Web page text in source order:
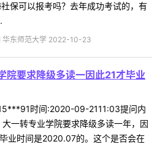
保可以报考吗？去年成功考试的，有
华东师范大学 2022-10-23
院要求降级多读一因此21才毕业
时间:2020-09-2111:03提问内
一转专业学院要求降级多读一年，因
业时间是2020.07的。这个是否会在